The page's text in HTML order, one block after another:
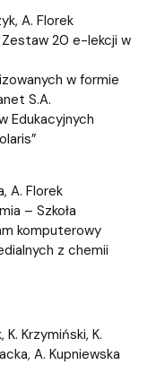
A. Florek
20 e-lekcji w
w formie
S.A.
Edukacyjnych
A. Florek
– Szkoła
komputerowy
z chemii
K. Krzymiński, K.
A. Kupniewska